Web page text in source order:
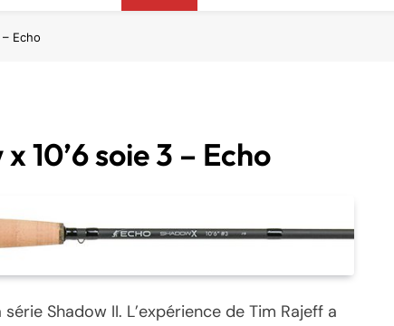
Echo
10’6 soie 3 – Echo
Shadow II. L’expérience de Tim Rajeff a